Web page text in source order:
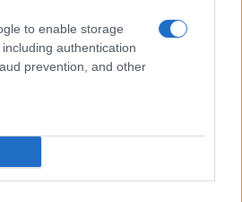
to enable storage
authentication
prevention, and other
expectativas para la nueva
VIP